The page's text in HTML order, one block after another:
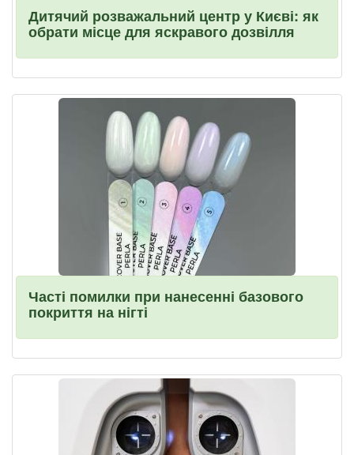
Дитячий розважальний центр у Києві: як
обрати місце для яскравого дозвілля
Часті помилки при нанесенні базового
покриття на нігті